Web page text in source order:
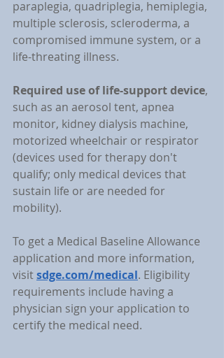
paraplegia, quadriplegia, hemiplegia,
multiple sclerosis, scleroderma, a
compromised immune system, or a
life-threating illness.
Required use of life-support device,
such as an aerosol tent, apnea
monitor, kidney dialysis machine,
motorized wheelchair or respirator
(devices used for therapy don't
qualify; only medical devices that
sustain life or are needed for
mobility).
To get a Medical Baseline Allowance
application and more information,
visit sdge.com/medical. Eligibility
requirements include having a
physician sign your application to
certify the medical need.